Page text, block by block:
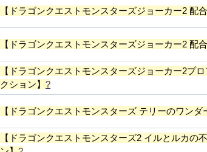
【ドラゴンクエストモンスターズジョーカー2 配
【ドラゴンクエストモンスターズジョーカー2 配
【ドラゴンクエストモンスターズジョーカー2プ
クション】?
【ドラゴンクエストモンスターズ テリーのワン
【ドラゴンクエストモンスターズ2 イルとルカの